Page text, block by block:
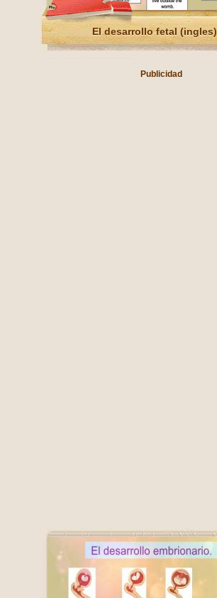
El desarrollo fetal (ingles)
Publicidad